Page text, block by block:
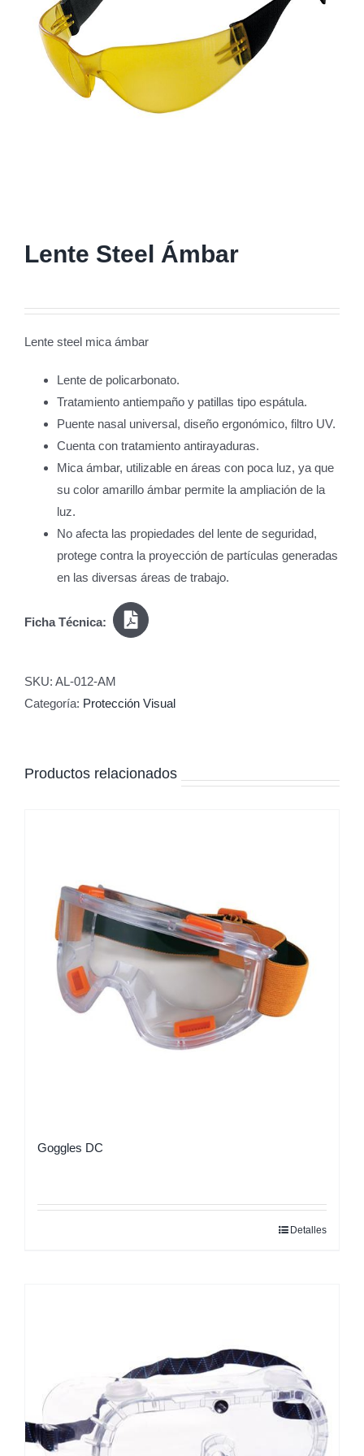
Lente Steel Ámbar
Lente steel mica ámbar
Lente de policarbonato.
Tratamiento antiempaño y patillas tipo espátula.
Puente nasal universal, diseño ergonómico, filtro UV.
Cuenta con tratamiento antirayaduras.
Mica ámbar, utilizable en áreas con poca luz, ya que
su color amarillo ámbar permite la ampliación de la
luz.
No afecta las propiedades del lente de seguridad,
protege contra la proyección de partículas generadas
en las diversas áreas de trabajo.
Ficha Técnica:
SKU: AL-012-AM
Categoría: Protección Visual
Productos relacionados
Goggles DC
Detalles